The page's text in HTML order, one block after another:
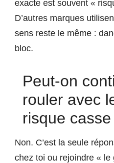
exacte est souvent «
D’autres marques
sens reste le même :
bloc.
Peut-on
rouler avec
risque
Non. C’est la seule
chez toi ou rejoindre « le